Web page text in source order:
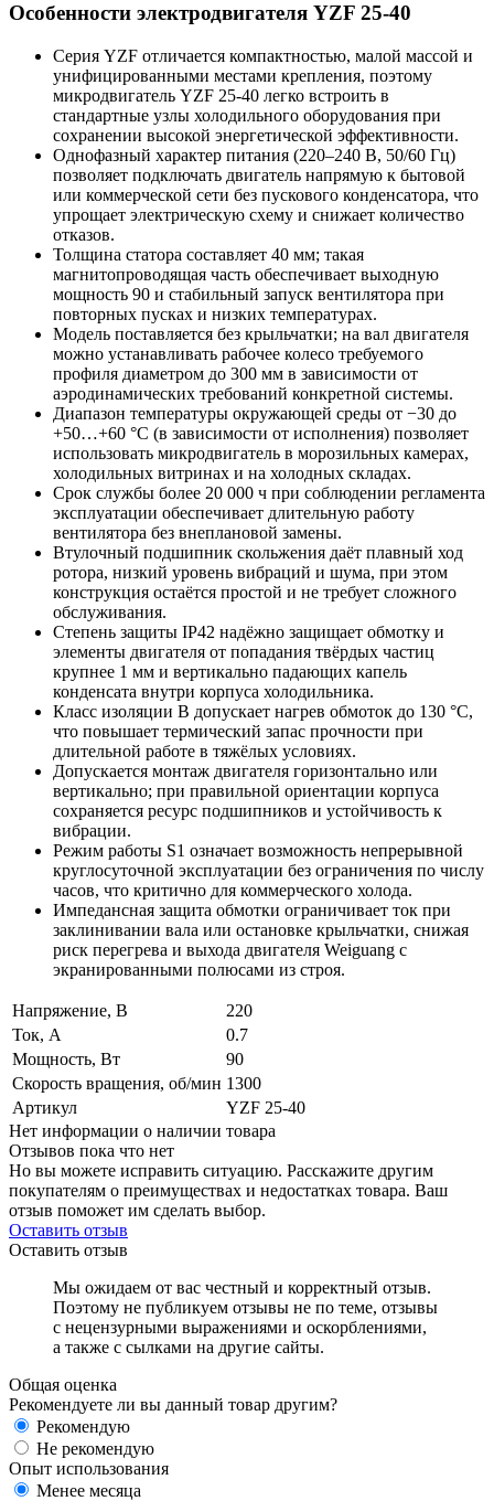
Особенности электродвигателя YZF 25-40
Серия YZF отличается компактностью, малой массой и
унифицированными местами крепления, поэтому
микродвигатель YZF 25-40 легко встроить в
стандартные узлы холодильного оборудования при
сохранении высокой энергетической эффективности.
Однофазный характер питания (220–240 В, 50/60 Гц)
позволяет подключать двигатель напрямую к бытовой
или коммерческой сети без пускового конденсатора, что
упрощает электрическую схему и снижает количество
отказов.
Толщина статора составляет 40 мм; такая
магнитопроводящая часть обеспечивает выходную
мощность 90 и стабильный запуск вентилятора при
повторных пусках и низких температурах.
Модель поставляется без крыльчатки; на вал двигателя
можно устанавливать рабочее колесо требуемого
профиля диаметром до 300 мм в зависимости от
аэродинамических требований конкретной системы.
Диапазон температуры окружающей среды от −30 до
+50…+60 °C (в зависимости от исполнения) позволяет
использовать микродвигатель в морозильных камерах,
холодильных витринах и на холодных складах.
Срок службы более 20 000 ч при соблюдении регламента
эксплуатации обеспечивает длительную работу
вентилятора без внеплановой замены.
Втулочный подшипник скольжения даёт плавный ход
ротора, низкий уровень вибраций и шума, при этом
конструкция остаётся простой и не требует сложного
обслуживания.
Степень защиты IP42 надёжно защищает обмотку и
элементы двигателя от попадания твёрдых частиц
крупнее 1 мм и вертикально падающих капель
конденсата внутри корпуса холодильника.
Класс изоляции B допускает нагрев обмоток до 130 °C,
что повышает термический запас прочности при
длительной работе в тяжёлых условиях.
Допускается монтаж двигателя горизонтально или
вертикально; при правильной ориентации корпуса
сохраняется ресурс подшипников и устойчивость к
вибрации.
Режим работы S1 означает возможность непрерывной
круглосуточной эксплуатации без ограничения по числу
часов, что критично для коммерческого холода.
Импедансная защита обмотки ограничивает ток при
заклинивании вала или остановке крыльчатки, снижая
риск перегрева и выхода двигателя Weiguang с
экранированными полюсами из строя.
Напряжение, В
220
Ток, А
0.7
Мощность, Вт
90
Скорость вращения, об/мин 1300
Артикул
YZF 25-40
Нет информации о наличии товара
Отзывов пока что нет
Но вы можете исправить ситуацию. Расскажите другим
покупателям о преимуществах и недостатках товара. Ваш
отзыв поможет им сделать выбор.
Оставить отзыв
Оставить отзыв
Мы ожидаем от вас честный и корректный отзыв.
Поэтому не публикуем отзывы не по теме, отзывы
с нецензурными выражениями и оскорблениями,
а также с сылками на другие сайты.
Общая оценка
Рекомендуете ли вы данный товар другим?
Рекомендую
Не рекомендую
Опыт использования
Менее месяца